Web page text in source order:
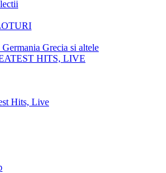
Grecia si altele
HITS, LIVE
Hits, Live